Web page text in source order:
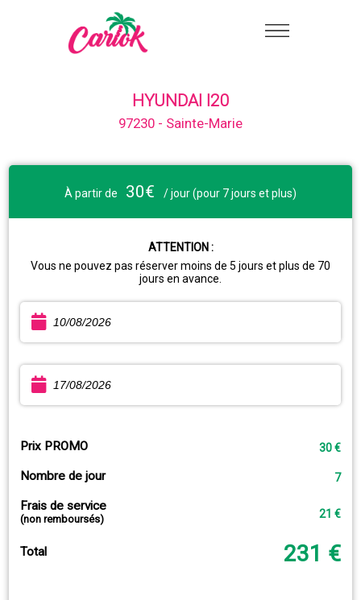
HYUNDAI I20
97230 - Sainte-Marie
À partir de 30€ / jour (pour 7 jours et plus)
ATTENTION :
Vous ne pouvez pas réserver moins de 5 jours et plus de 70
jours en avance.
Prix PROMO 30 €
Nombre de jour 7
Frais de service
(non remboursés) 21 €
Total 231 €